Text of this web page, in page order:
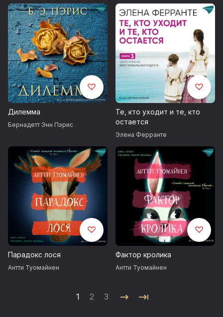
Дилемма
Бернадетт Энн Пэрис
Те, кто уходит и те, кто
остается
Элена Ферранте
Парадокс лося
Антти Туомайнен
Фактор кролика
Антти Туомайнен
1 2 3